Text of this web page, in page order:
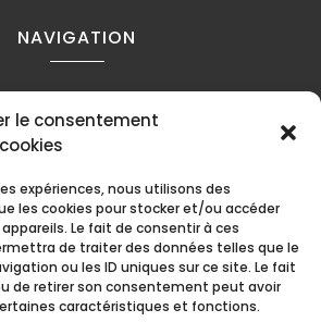
le consentement
expériences, nous utilisons des
les cookies pour stocker et/ou accéder
Le fait de consentir à ces
de traiter des données telles que le
ou les ID uniques sur ce site. Le fait
de retirer son consentement peut avoir
caractéristiques et fonctions.
NAVIGATION
RÉALISATION